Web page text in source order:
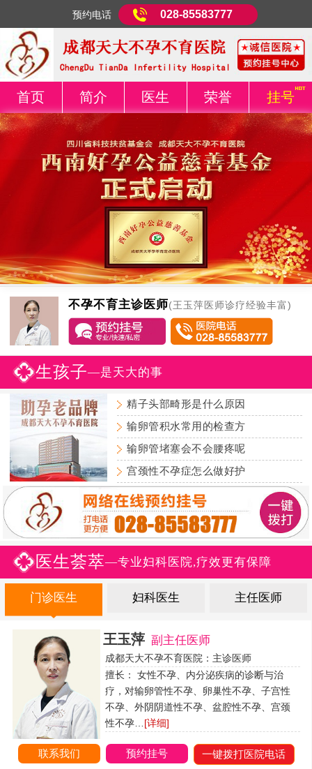
预约电话 028-85583777
首页 简介 医生 荣誉 挂号
不孕不育主诊医师(王玉萍医师诊疗经验丰富)
生孩子—是天大的事
精子头部畸形是什么原因
输卵管积水常用的检查方
输卵管堵塞会不会腰疼呢
宫颈性不孕症怎么做好护
医生荟萃—专业妇科医院,疗效更有保障
门诊医生 妇科医生 主任医师
王玉萍 副主任医师
成都天大不孕不育医院：主诊医师
擅长： 女性不孕、内分泌疾病的诊断与治
疗，对输卵管性不孕、卵巢性不孕、子宫性
不孕、外阴阴道性不孕、盆腔性不孕、宫颈
性不孕… [详细]
联系我们 预约挂号 一键拨打医院电话